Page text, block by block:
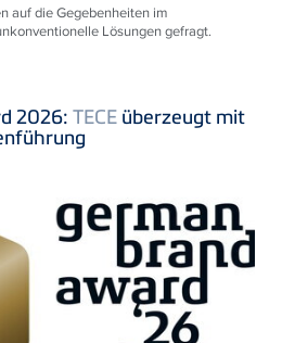
auf die Gegebenheiten im
Lösungen gefragt.
2026: TECE überzeugt mit